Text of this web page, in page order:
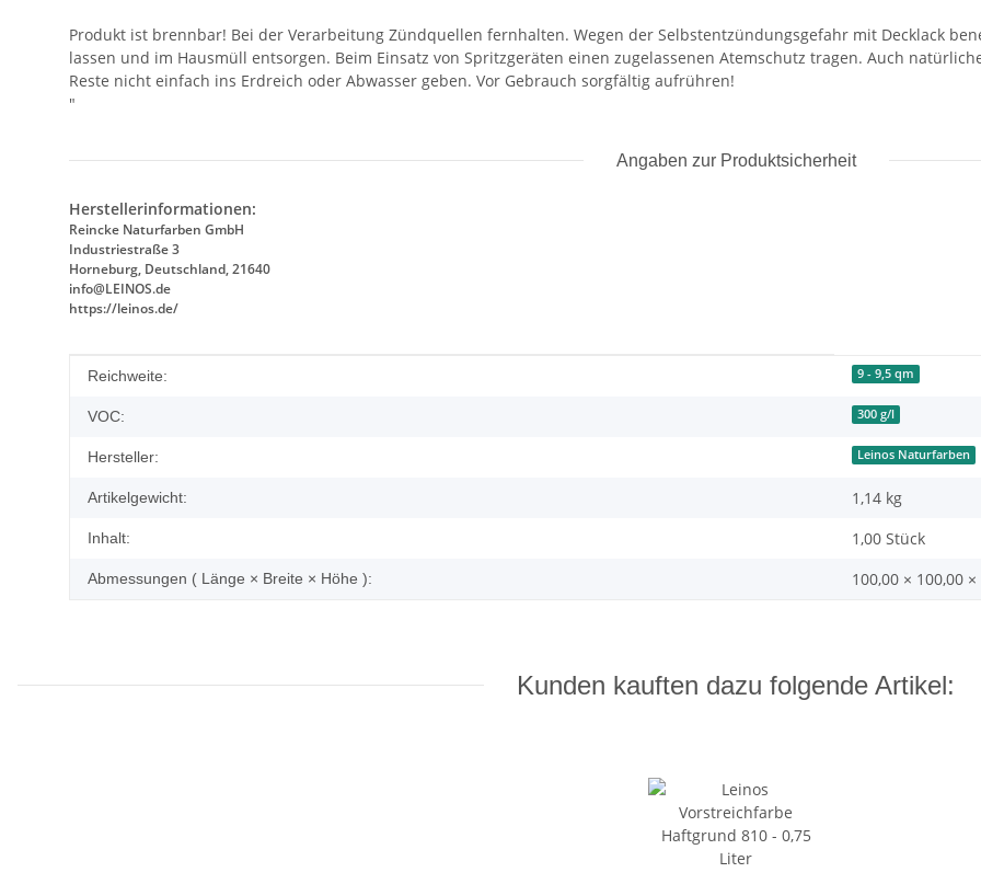
Produkt ist brennbar! Bei der Verarbeitung Zündquellen fernhalten. Wegen der Selbstentzündungsgefahr mit Decklack
lassen und im Hausmüll entsorgen. Beim Einsatz von Spritzgeräten einen zugelassenen Atemschutz tragen. Auch
Reste nicht einfach ins Erdreich oder Abwasser geben. Vor Gebrauch sorgfältig aufrühren!
"
Angaben zur Produktsicherheit
Herstellerinformationen:
Reincke Naturfarben GmbH
Industriestraße 3
Horneburg, Deutschland, 21640
info@LEINOS.de
https://leinos.de/
Produkteigenschaft
Wert
Reichweite: 9 - 9,5 qm
VOC: 300 g/l
Hersteller: Leinos Naturfarben
Artikelgewicht: 1,14 kg
Inhalt: 1,00 Stück
Abmessungen ( Länge × Breite × Höhe ): 100,00 × 100,00
Kunden kauften dazu folgende Artikel: